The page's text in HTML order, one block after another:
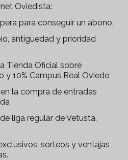
Oviedista:
para conseguir un abono.
antigüedad y prioridad
Tienda Oficial sobre
y 10% Campus Real Oviedo
la compra de entradas
liga regular de Vetusta,
sorteos y ventajas